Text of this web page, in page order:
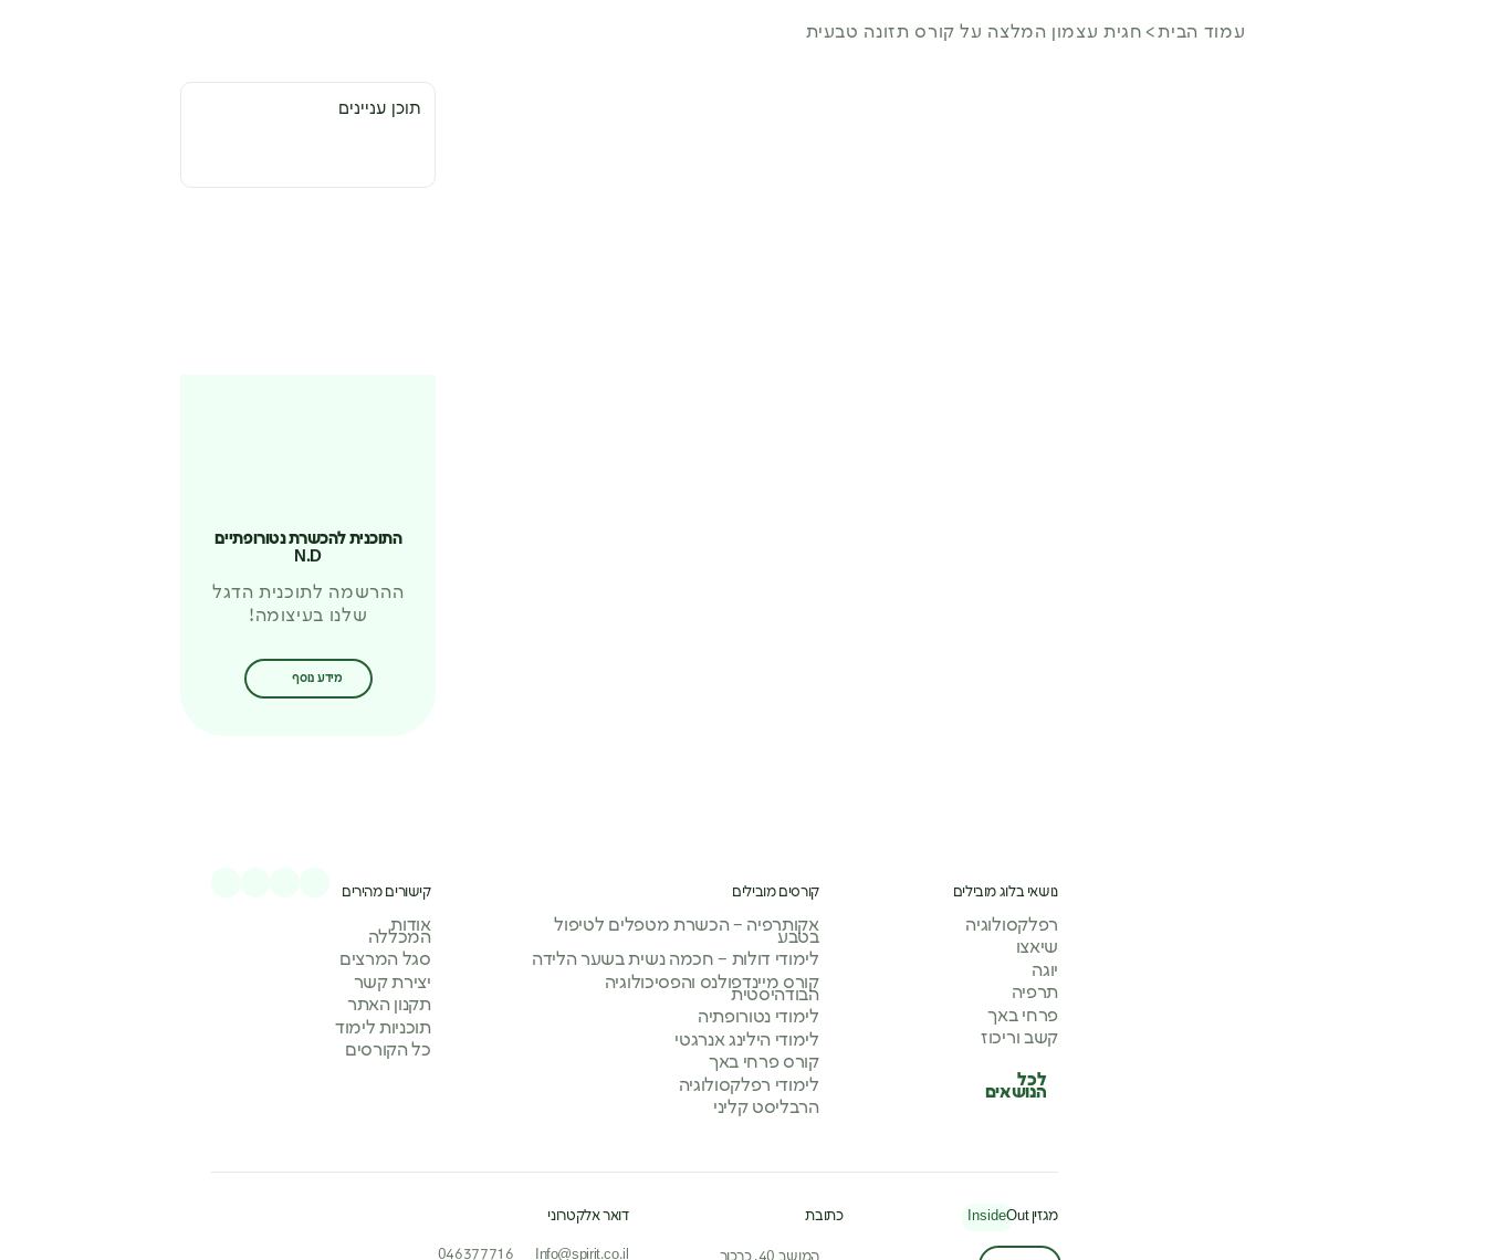
עמוד הבית חגית עצמון המלצה על קורס תזונה טבעית
תוכן עניינים
התוכנית להכשרת נטורופתיים
N.D
ההרשמה לתוכנית הדגל
שלנו בעיצומה!
מידע נוסף
נושאי בלוג מובילים
רפלקסולוגיה
שיאצו
יוגה
תרפיה
פרחי באך
קשב וריכוז
לכל
הנושאים
קורסים מובילים
אקותרפיה – הכשרת מטפלים לטיפול
בטבע
לימודי דולות – חכמה נשית בשער הלידה
קורס מיינדפולנס והפסיכולוגיה
הבודהיסטית
לימודי נטורופתיה
לימודי הילינג אנרגטי
קורס פרחי באך
לימודי רפלקסולוגיה
הרבליסט קליני
קישורים מהירים
אודות
המכללה
סגל המרצים
יצירת קשר
תקנון האתר
תוכניות לימוד
כל הקורסים
מגזין InsideOut כתובת
המושב 40, כרכור
דואר אלקטרוני
Info@spirit.co.il
046377716